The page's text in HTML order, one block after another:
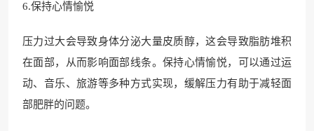
6.保持心情愉悦
压力过大会导致身体分泌大量皮质醇，这会导致脂肪堆积
在面部，从而影响面部线条。保持心情愉悦，可以通过运
动、音乐、旅游等多种方式实现，缓解压力有助于减轻面
部肥胖的问题。